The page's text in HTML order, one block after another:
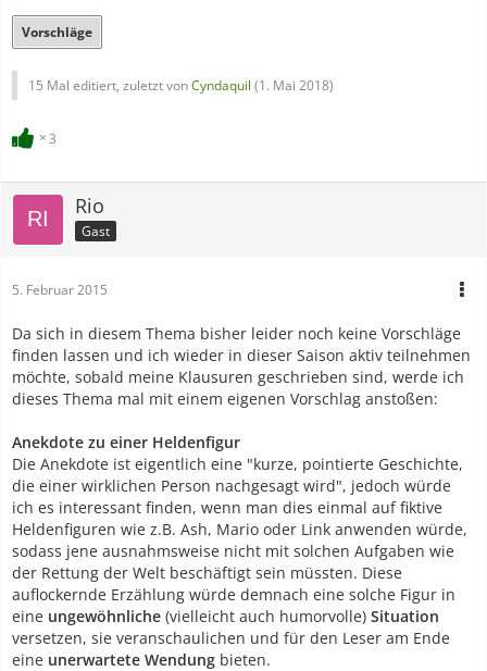
Vorschläge
15 Mal editiert, zuletzt vonCyndaquil (1. Mai 2018)
3
Rio
Gast
5. Februar 2015
Da sich in diesem Thema bisher leider noch keine Vorschläge
finden lassen und ich wieder in dieser Saison aktiv teilnehmen
möchte, sobald meine Klausuren geschrieben sind, werde ich
dieses Thema mal mit einem eigenen Vorschlag anstoßen:
Anekdote zu einer Heldenfigur
Die Anekdote ist eigentlich eine "kurze, pointierte Geschichte,
die einer wirklichen Person nachgesagt wird", jedoch würde
ich es interessant finden, wenn man dies einmal auf fiktive
Heldenfiguren wie z.B. Ash, Mario oder Link anwenden würde,
sodass jene ausnahmsweise nicht mit solchen Aufgaben wie
der Rettung der Welt beschäftigt sein müssten. Diese
auflockernde Erzählung würde demnach eine solche Figur in
eine ungewöhnliche (vielleicht auch humorvolle) Situation
versetzen, sie veranschaulichen und für den Leser am Ende
eine unerwartete Wendung bieten.